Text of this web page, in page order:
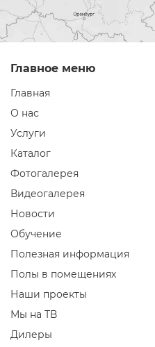
Главное меню
Главная
О нас
Услуги
Каталог
Фотогалерея
Видеогалерея
Новости
Обучение
Полезная информация
Полы в помещениях
Наши проекты
Мы на ТВ
Дилеры